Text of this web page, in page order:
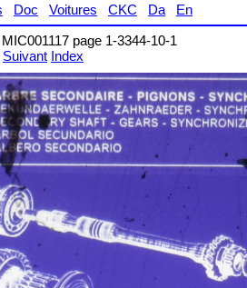
Doc Voitures CKC Da
En
page 1-3344-10-1
Suivant Index